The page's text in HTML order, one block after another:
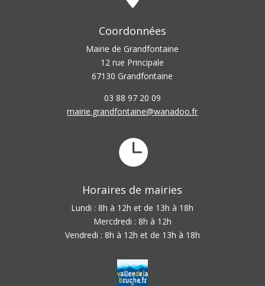
Coordonnées
Mairie de Grandfontaine
12 rue Principale
67130 Grandfontaine
03 88 97 20 09
mairie.grandfontaine@wanadoo.fr

Horaires de mairies
Lundi : 8h à 12h et de 13h à 18h
Mercdredi : 8h à 12h
Vendredi : 8h à 12h et de 13h à 18h